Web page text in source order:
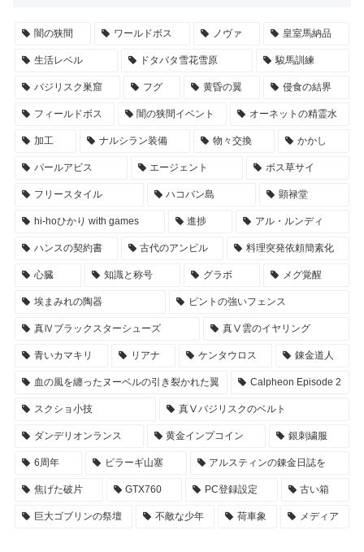
闇の狭間 ワールドボス ノヴァ 皇室馬納品
生活レベル ドタバタ雪花雪原 駿馬訓練
バジリスク巣窟 フグ 黄昏の翼 侵食の結界
フィールドボス 闇の狭間イベント オーネットの精霊水
加工 ナルシラン装備 物々交換 かかし
パールアビス エージェント ボス草サイ
フリースタイル ハコバン島 顕禄堂
hi-hoひかり with games 進捗 アル・ルンディ
ハンスの契約書 古代のアンビル 料理突発依頼簡素化
心臓 知識と称号 グラボ メグ覚醒
埃まみれの陶器 ピントの強いフェンス
真Ⅳブラックスターシューズ 真Ⅴ雲のイヤリング
青いカマキリ リアナ ケンタウロス 錬金道人
血の風を纏ったヌーベルの引き裂かれた翼 Calpheon Episode 2
スクショ小技 真Ⅴバジリスクのベルト
ダンデリオンランス 黄金インプコイン 銀刺繍服
6周年 ビラーギ山塞 アルスティンの錬金日誌を
焦げた破片 GTX760 PC登録設定 古い箱
巨大ゴブリンの祭壇 不敵な少年 荷車象 メディア